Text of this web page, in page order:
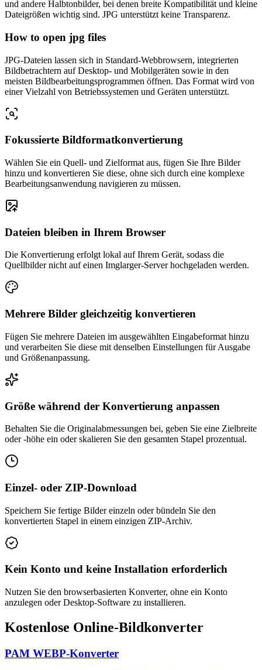
und andere Halbtonbilder, bei denen breite Kompatibilität und kleine
Dateigrößen wichtig sind. JPG unterstützt keine Transparenz.
How to open jpg files
JPG-Dateien lassen sich in Standard-Webbrowsern, integrierten
Bildbetrachtern auf Desktop- und Mobilgeräten sowie in den
meisten Bildbearbeitungsprogrammen öffnen. Das Format wird von
einer Vielzahl von Betriebssystemen und Geräten unterstützt.
Fokussierte Bildformatkonvertierung
Wählen Sie ein Quell- und Zielformat aus, fügen Sie Ihre Bilder
hinzu und konvertieren Sie diese, ohne sich durch eine komplexe
Bearbeitungsanwendung navigieren zu müssen.
Dateien bleiben in Ihrem Browser
Die Konvertierung erfolgt lokal auf Ihrem Gerät, sodass die
Quellbilder nicht auf einen Imglarger-Server hochgeladen werden.
Mehrere Bilder gleichzeitig konvertieren
Fügen Sie mehrere Dateien im ausgewählten Eingabeformat hinzu
und verarbeiten Sie diese mit denselben Einstellungen für Ausgabe
und Größenanpassung.
Größe während der Konvertierung anpassen
Behalten Sie die Originalabmessungen bei, geben Sie eine Zielbreite
oder -höhe ein oder skalieren Sie den gesamten Stapel prozentual.
Einzel- oder ZIP-Download
Speichern Sie fertige Bilder einzeln oder bündeln Sie den
konvertierten Stapel in einem einzigen ZIP-Archiv.
Kein Konto und keine Installation erforderlich
Nutzen Sie den browserbasierten Konverter, ohne ein Konto
anzulegen oder Desktop-Software zu installieren.
Kostenlose Online-Bildkonverter
PAM WEBP-Konverter